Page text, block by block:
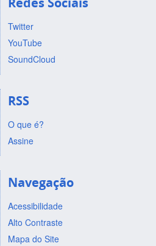
Twitter
YouTube
SoundCloud
RSS
O que é?
Assine
Navegação
Acessibilidade
Alto Contraste
Mapa do Site